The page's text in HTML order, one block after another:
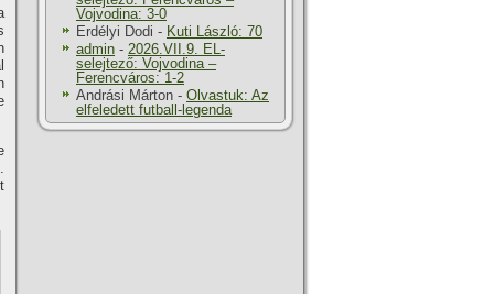
Vojvodina: 3-0
Erdélyi Dodi - Kuti László: 70
admin - 2026.VII.9. EL-
selejtező: Vojvodina –
Ferencváros: 1-2
Andrási Márton - Olvastuk: Az
elfeledett futball-legenda